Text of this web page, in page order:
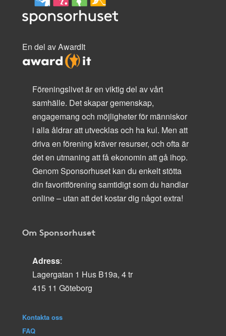
En del av AwardIt
Föreningslivet är en viktig del av vårt
samhälle. Det skapar gemenskap,
engagemang och möjligheter för människor
i alla åldrar att utvecklas och ha kul. Men att
driva en förening kräver resurser, och ofta är
det en utmaning att få ekonomin att gå ihop.
Genom Sponsorhuset kan du enkelt stötta
din favoritförening samtidigt som du handlar
online – utan att det kostar dig något extra!
Om Sponsorhuset
Adress:
Lagergatan 1 Hus B19a, 4 tr
415 11 Göteborg
Kontakta oss
FAQ